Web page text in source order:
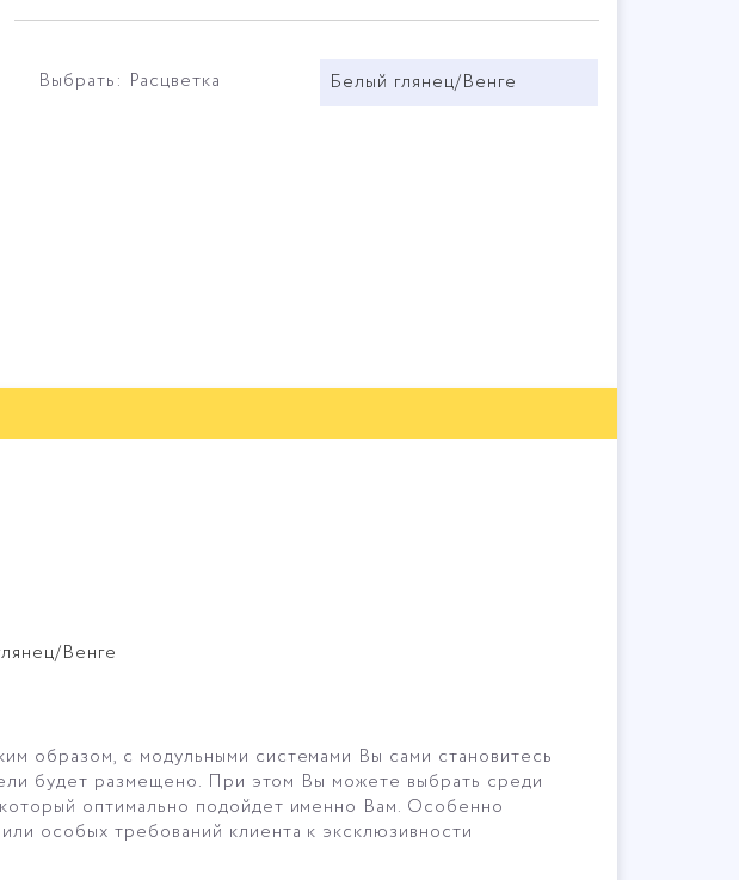
Выбрать: Расцветка Белый глянец/Венге
Венге
образом, с модульными системами Вы сами становитесь
будет размещено. При этом Вы можете выбрать среди
оптимально подойдет именно Вам. Особенно
особых требований клиента к эксклюзивности